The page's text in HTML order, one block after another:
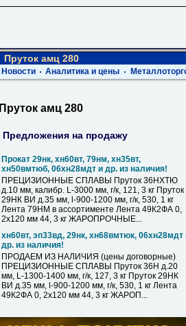
Пруток амц 280
Новости Аналитика и цены
Пруток амц 280
Предложения на продажу
Прокат 29нк, хн60вт, 79нм, хн35вт,
хн50вмтюб, 06хн28мдт и др. из наличия!
ПРЕЦИЗИОННЫЕ СПЛАВЫ Пруток 36НХТЮ
д.10 мм, калибр. L-3000 мм, г/к, 121, 3 кг Пруток
29НК ВИ д.35 мм, l-900-1200 мм, г/к, 530, 1 кг
Лента 79НМ в ассортименте Лента 49К2ФА 0,
2х120 мм 44, 3 кг ЖАРОПРОЧНЫЕ...
хн60вт, эп33вд, 29нк, хн68вмтюк, 06хн28мдт
др. из наличия!
ПРОДАЕМ ИЗ НАЛИЧИЯ (цены договорные)
ПРЕЦИЗИОННЫЕ СПЛАВЫ Пруток 36Н д.20
мм, L-1300-1400 мм, г/к, 127, 3 кг Пруток 29НК
ВИ д.35 мм, l-900-1200 мм, г/к, 530, 1 кг Лента
49К2ФА 0, 2х120 мм 44, 3 кг ЖАРОП...